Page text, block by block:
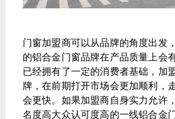
门窗加盟商可以从品牌的角度出发
的铝合金门窗品牌在产品质量上会
已经拥有了一定的消费者基础，加
牌，在前期打开市场会更加顺利，
会更快。如果加盟商自身实力允许
名度高大众认可度高的一线铝合金